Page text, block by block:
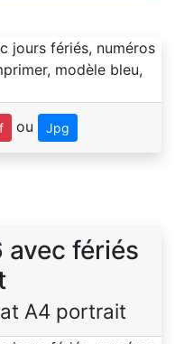
ou Jpg
fériés
A4 portrait